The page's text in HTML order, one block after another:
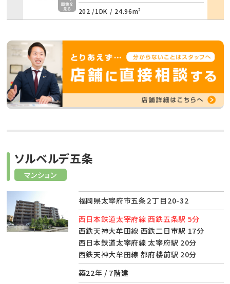
202 /1DK / 24.96m²
マンション
ソルベルデ五条
福岡県太宰府市五条２丁目20-32
西日本鉄道太宰府線 西鉄五条駅 5分
西鉄天神大牟田線 西鉄二日市駅 17分
西日本鉄道太宰府線 太宰府駅 20分
西鉄天神大牟田線 都府楼前駅 20分
築22年 / 7階建